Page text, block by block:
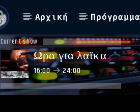
Αρχική Πρόγραμμα
Current show
Ωρα για λαϊκα
16:00 24:00